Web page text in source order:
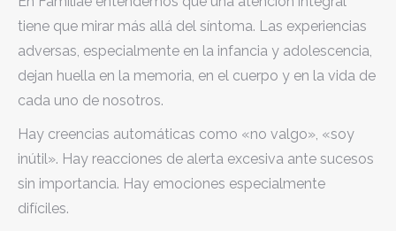
tiene que mirar más allá del síntoma. Las experiencias
adversas, especialmente en la infancia y adolescencia,
dejan huella en la memoria, en el cuerpo y en la vida de
cada uno de nosotros.
Hay creencias automáticas como «no valgo», «soy
inútil». Hay reacciones de alerta excesiva ante sucesos
sin importancia. Hay emociones especialmente
difíciles.